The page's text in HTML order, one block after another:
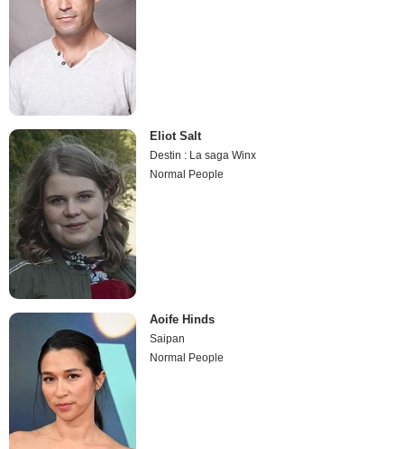
Eliot Salt
Destin : La saga Winx
Normal People
Aoife Hinds
Saipan
Normal People